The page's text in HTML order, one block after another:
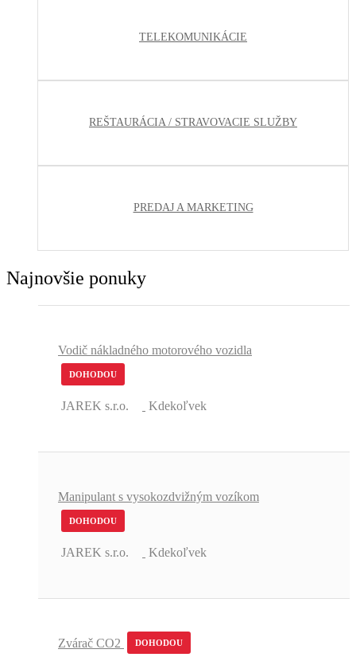
TELEKOMUNIKÁCIE
REŠTAURÁCIA / STRAVOVACIE SLUŽBY
PREDAJ A MARKETING
Najnovšie ponuky
Vodič nákladného motorového vozidla
DOHODOU
JAREK s.r.o. Kdekoľvek
Manipulant s vysokozdvižným vozíkom
DOHODOU
JAREK s.r.o. Kdekoľvek
Zvárač CO2 DOHODOU